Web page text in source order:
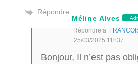
Répondre
Méline Alves
Répondre à
25/03/2025 11h37
Bonjour, Il n’est pas